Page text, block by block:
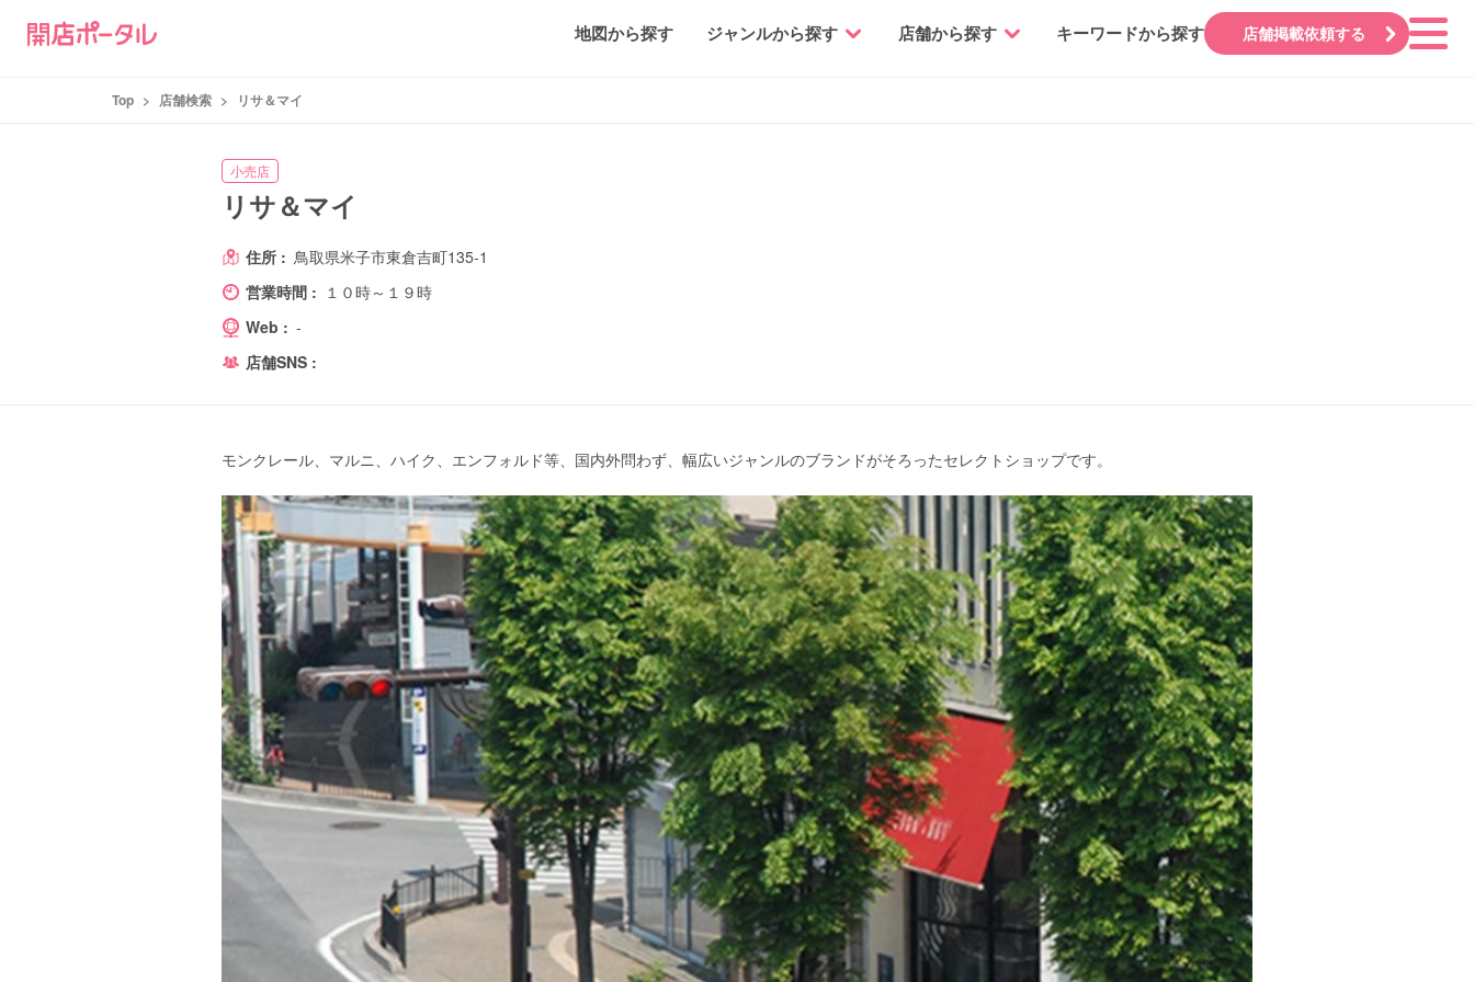
地図から探す ジャンルから探す 店舗から探す キーワードから探す 店舗掲載依頼する
Top > 店舗検索 > リサ＆マイ
小売店
リサ＆マイ
住所 : 鳥取県米子市東倉吉町135-1
営業時間 : １０時～１９時
Web : -
店舗SNS :
モンクレール、マルニ、ハイク、エンフォルド等、国内外問わず、幅広いジャンルのブランドがそろったセレクトショップです。